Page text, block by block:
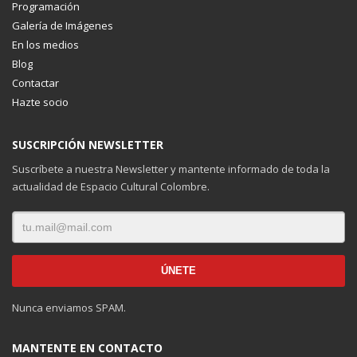
Programación
Galería de Imágenes
En los medios
Blog
Contactar
Hazte socio
SUSCRIPCIÓN NEWSLETTER
Suscríbete a nuestra Newsletter y mantente informado de toda la
actualidad de Espacio Cultural Colombre.
Nunca enviamos SPAM.
MANTENTE EN CONTACTO